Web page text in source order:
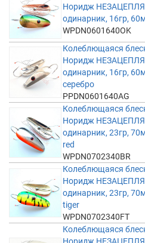
Норидж
одинарник, 16гр,
WPDN0601640OK
Колеблющаяся
Норидж
одинарник, 16гр,
серебро
PPDN0601640AG
Колеблющаяся
Норидж
одинарник, 23гр,
red
WPDN0702340BR
Колеблющаяся
Норидж
одинарник, 23гр,
tiger
WPDN0702340FT
Колеблющаяся